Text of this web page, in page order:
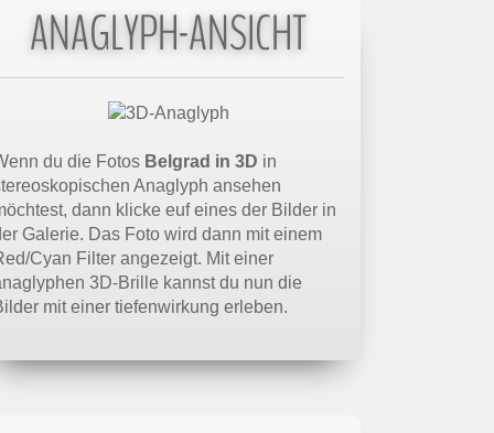
ANAGLYPH-ANSICHT
du die Fotos Belgrad in 3D in
Anaglyph ansehen
dann klicke euf eines der Bilder in
Galerie. Das Foto wird dann mit einem
Cyan Filter angezeigt. Mit einer
3D-Brille kannst du nun die
mit einer tiefenwirkung erleben.